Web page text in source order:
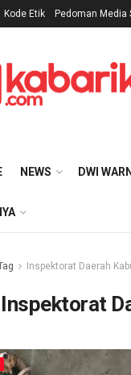
Kode Etik Pedoman Media
NEWS DWI
Inspektorat Daerah
Inspektorat